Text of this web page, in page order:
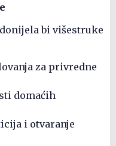
bi višestruke
za privredne
domaćih
i otvaranje